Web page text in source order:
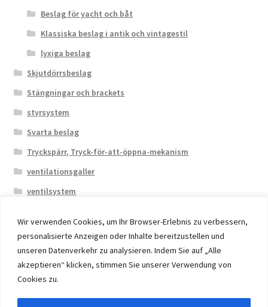
Wir verwenden Cookies, um Ihr Browser-Erlebnis zu verbessern,
personalisierte Anzeigen oder Inhalte bereitzustellen und
unseren Datenverkehr zu analysieren. Indem Sie auf „Alle
akzeptieren“ klicken, stimmen Sie unserer Verwendung von
Cookies zu.
Beslag för yacht och båt
Klassiska beslag i antik och vintagestil
lyxiga beslag
Skjutdörrsbeslag
Stängningar och brackets
styrsystem
Svarta beslag
Tryckspärr, Tryck-för-att-öppna-mekanism
ventilationsgaller
ventilsystem
© 2026 Eruon Trade UG, Germany, member of the ERUON